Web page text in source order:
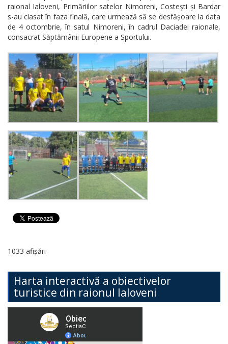
raional Ialoveni, Primăriilor satelor Nimoreni, Costești și Bardar
s-au clasat în faza finală, care urmează să se desfășoare la data
de 4 octombrie, în satul Nimoreni, în cadrul Daciadei raionale,
consacrat Săptămânii Europene a Sportului.
1033 afișări
Harta interactivă a obiectivelor
turistice din raionul Ialoveni